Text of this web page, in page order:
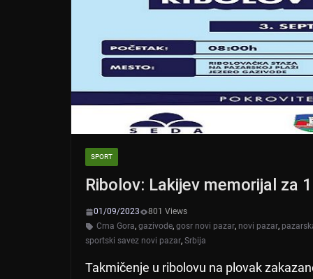
SPORT
Ribolov: Lakijev memorijal za
01/09/2023
801 Views
Crna Gora, gazivode, gosr novi pazar, novi pazar,
sportski savez novi pazar, Srbija
Takmičenje u ribolovu na plovak